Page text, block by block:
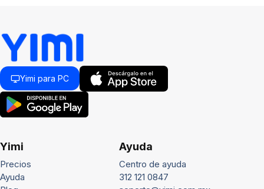
Yimi para PC
Yimi
Precios
Ayuda
Ayuda
Centro de ayuda
312 121 0847